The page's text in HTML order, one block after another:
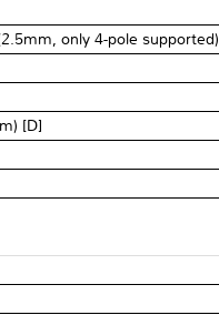
only 4-pole supported)
[D]